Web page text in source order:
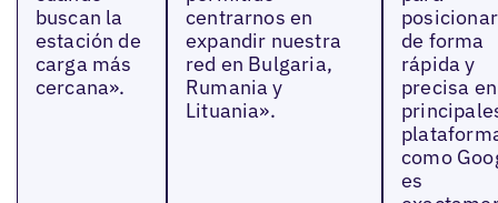
buscan la
estación de
carga más
cercana».
centrarnos en
expandir nuestra
red en Bulgaria,
Rumania y
Lituania».
de forma
rápida y
precisa
como
es